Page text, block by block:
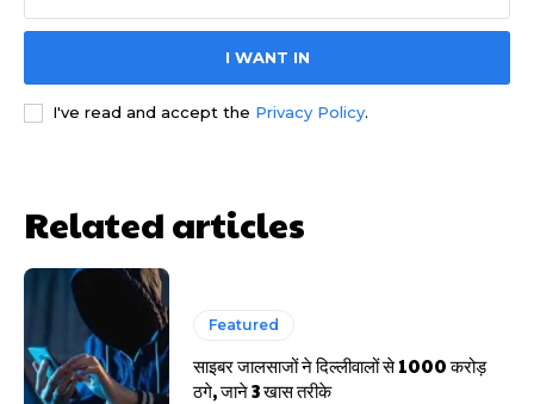
HIGHLIGHT
हर खाते के बदले मिलते थे 20 से 25 हजार
I WANT IN
I've read and accept the Privacy Policy.
Related articles
Featured
साइबर जालसाजों ने दिल्लीवालों से 1000 करोड़
ठगे, जाने 3 खास तरीके